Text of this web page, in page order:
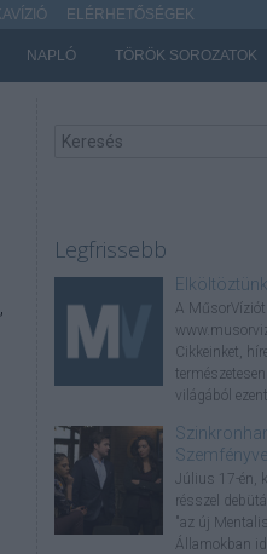
NAPLÓ TÖRÖK SOROZATOK
ELÉRHETŐSÉGEK
Legfrissebb
Elköltöztünk
A
Cikkeinket,
világából
Július 17-én,
résszel
"az új
Államokban